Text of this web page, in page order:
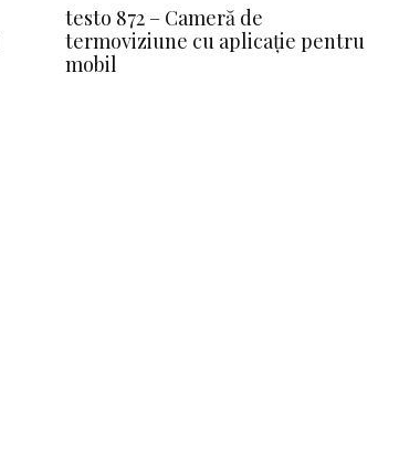
testo 872 – Cameră de
termoviziune cu aplicație pentru
mobil